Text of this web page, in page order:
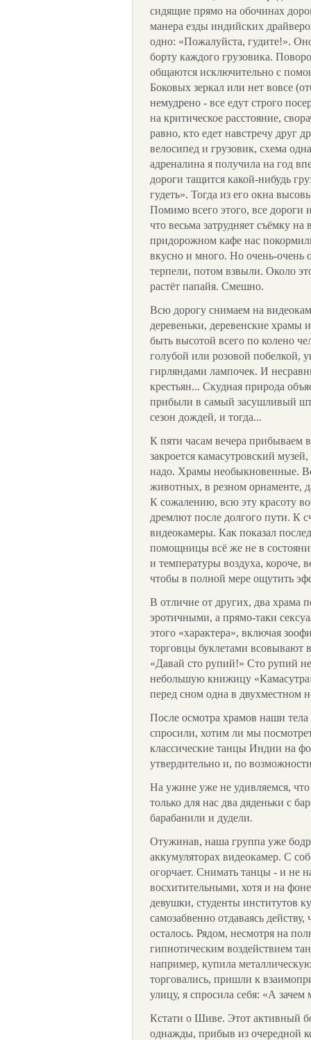
сидящие прямо на обочинах
манера езды индийских
одно: «Пожалуйста, гудите!».
борту каждого грузовика.
общаются исключительно с
Боковых зеркал или нет вовсе
немудрено - все едут строго
на критическое расстояние,
равно, кто едет навстречу друг
велосипед и грузовик, схема
адреналина я получила на год
дороги тащится какой-нибудь
гудеть». Тогда из его окна
Помимо всего этого, все
что весьма затрудняет съёмку
придорожном кафе нас
вкусно и много. Но очень-
терпели, потом взвыли. Около
растёт папайя. Смешно.
Всю дорогу снимаем на
деревеньки, деревенские
быть высотой всего по колено
голубой или розовой побелкой,
гирляндами лампочек. И
крестьян... Скудная природа
прибыли в самый засушливый
сезон дождей, и тогда...
К пяти часам вечера прибываем
закроется камасутровский
надо. Храмы необыкновенные.
животных, в резном орнаменте,
К сожалению, всю эту красоту
дремлют после долгого пути. К
видеокамеры. Как показал
помощницы всё же не в
и температуры воздуха, короче,
чтобы в полной мере ощутить
В отличие от других, два храма
эротичными, а прямо-таки
этого «характера», включая
торговцы буклетами всовывают
«Давай сто рупий!» Сто рупий
небольшую книжицу
перед сном одна в двухместном
После осмотра храмов наши
спросили, хотим ли мы
классические танцы Индии на
утвердительно и, по
На ужине уже не удивляемся,
только для нас два дяденьки с
барабанили и дудели.
Отужинав, наша группа уже
аккумуляторах видеокамер. С
огорчает. Снимать танцы - и не
восхитительными, хотя и на
девушки, студенты институтов
самозабвенно отдаваясь
осталось. Рядом, несмотря на
гипнотическим воздействием
например, купила
торговались, пришли к
улицу, я спросила себя: «А
Кстати о Шиве. Этот активный
однажды, прибыв из очередной